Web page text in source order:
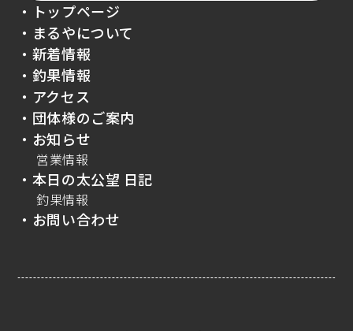
・トップページ
・まるやについて
・新着情報
・釣果情報
・アクセス
・団体様のご案内
・お知らせ
営業情報
・本日の太公望 日記
釣果情報
・お問い合わせ